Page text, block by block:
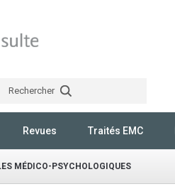
Rechercher
Revues Traités EMC
MÉDICO-PSYCHOLOGIQUES